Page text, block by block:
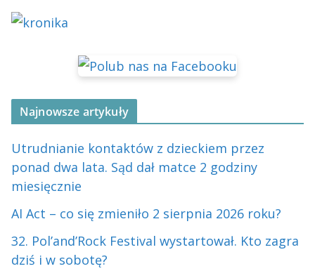
Najnowsze artykuły
Utrudnianie kontaktów z dzieckiem przez
ponad dwa lata. Sąd dał matce 2 godziny
miesięcznie
AI Act – co się zmieniło 2 sierpnia 2026 roku?
32. Pol’and’Rock Festival wystartował. Kto zagra
dziś i w sobotę?